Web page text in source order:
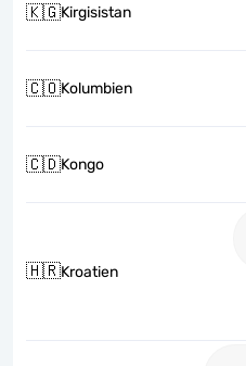
🇰🇬Kirgisistan
🇨🇴Kolumbien
🇨🇩Kongo
🇭🇷Kroatien